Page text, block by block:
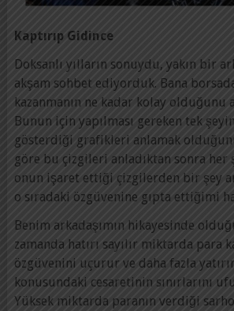
Kaptırıp Gidince
Doksanlı yılların sonuydu, yakın bir
akşam sohbet ediyorduk. Bana
kazanmanın ne kadar kolay olduğunu
Bunun için yapılması gereken tek
gösterdiği grafikleri anlamak
göre bu çizgileri anladıktan sonra her
onun işaret ettiği çizgilerden bir şey
o sıradaki özgüvenine gıpta ettiğimi
Benim arkadaşımın hikayesinde
zamanda hatırı sayılır miktarda para
özgüvenini uçurur ve daha fazla
konusundaki cesaretinin sınırlarını
Yüksek miktarda paranın verdiği